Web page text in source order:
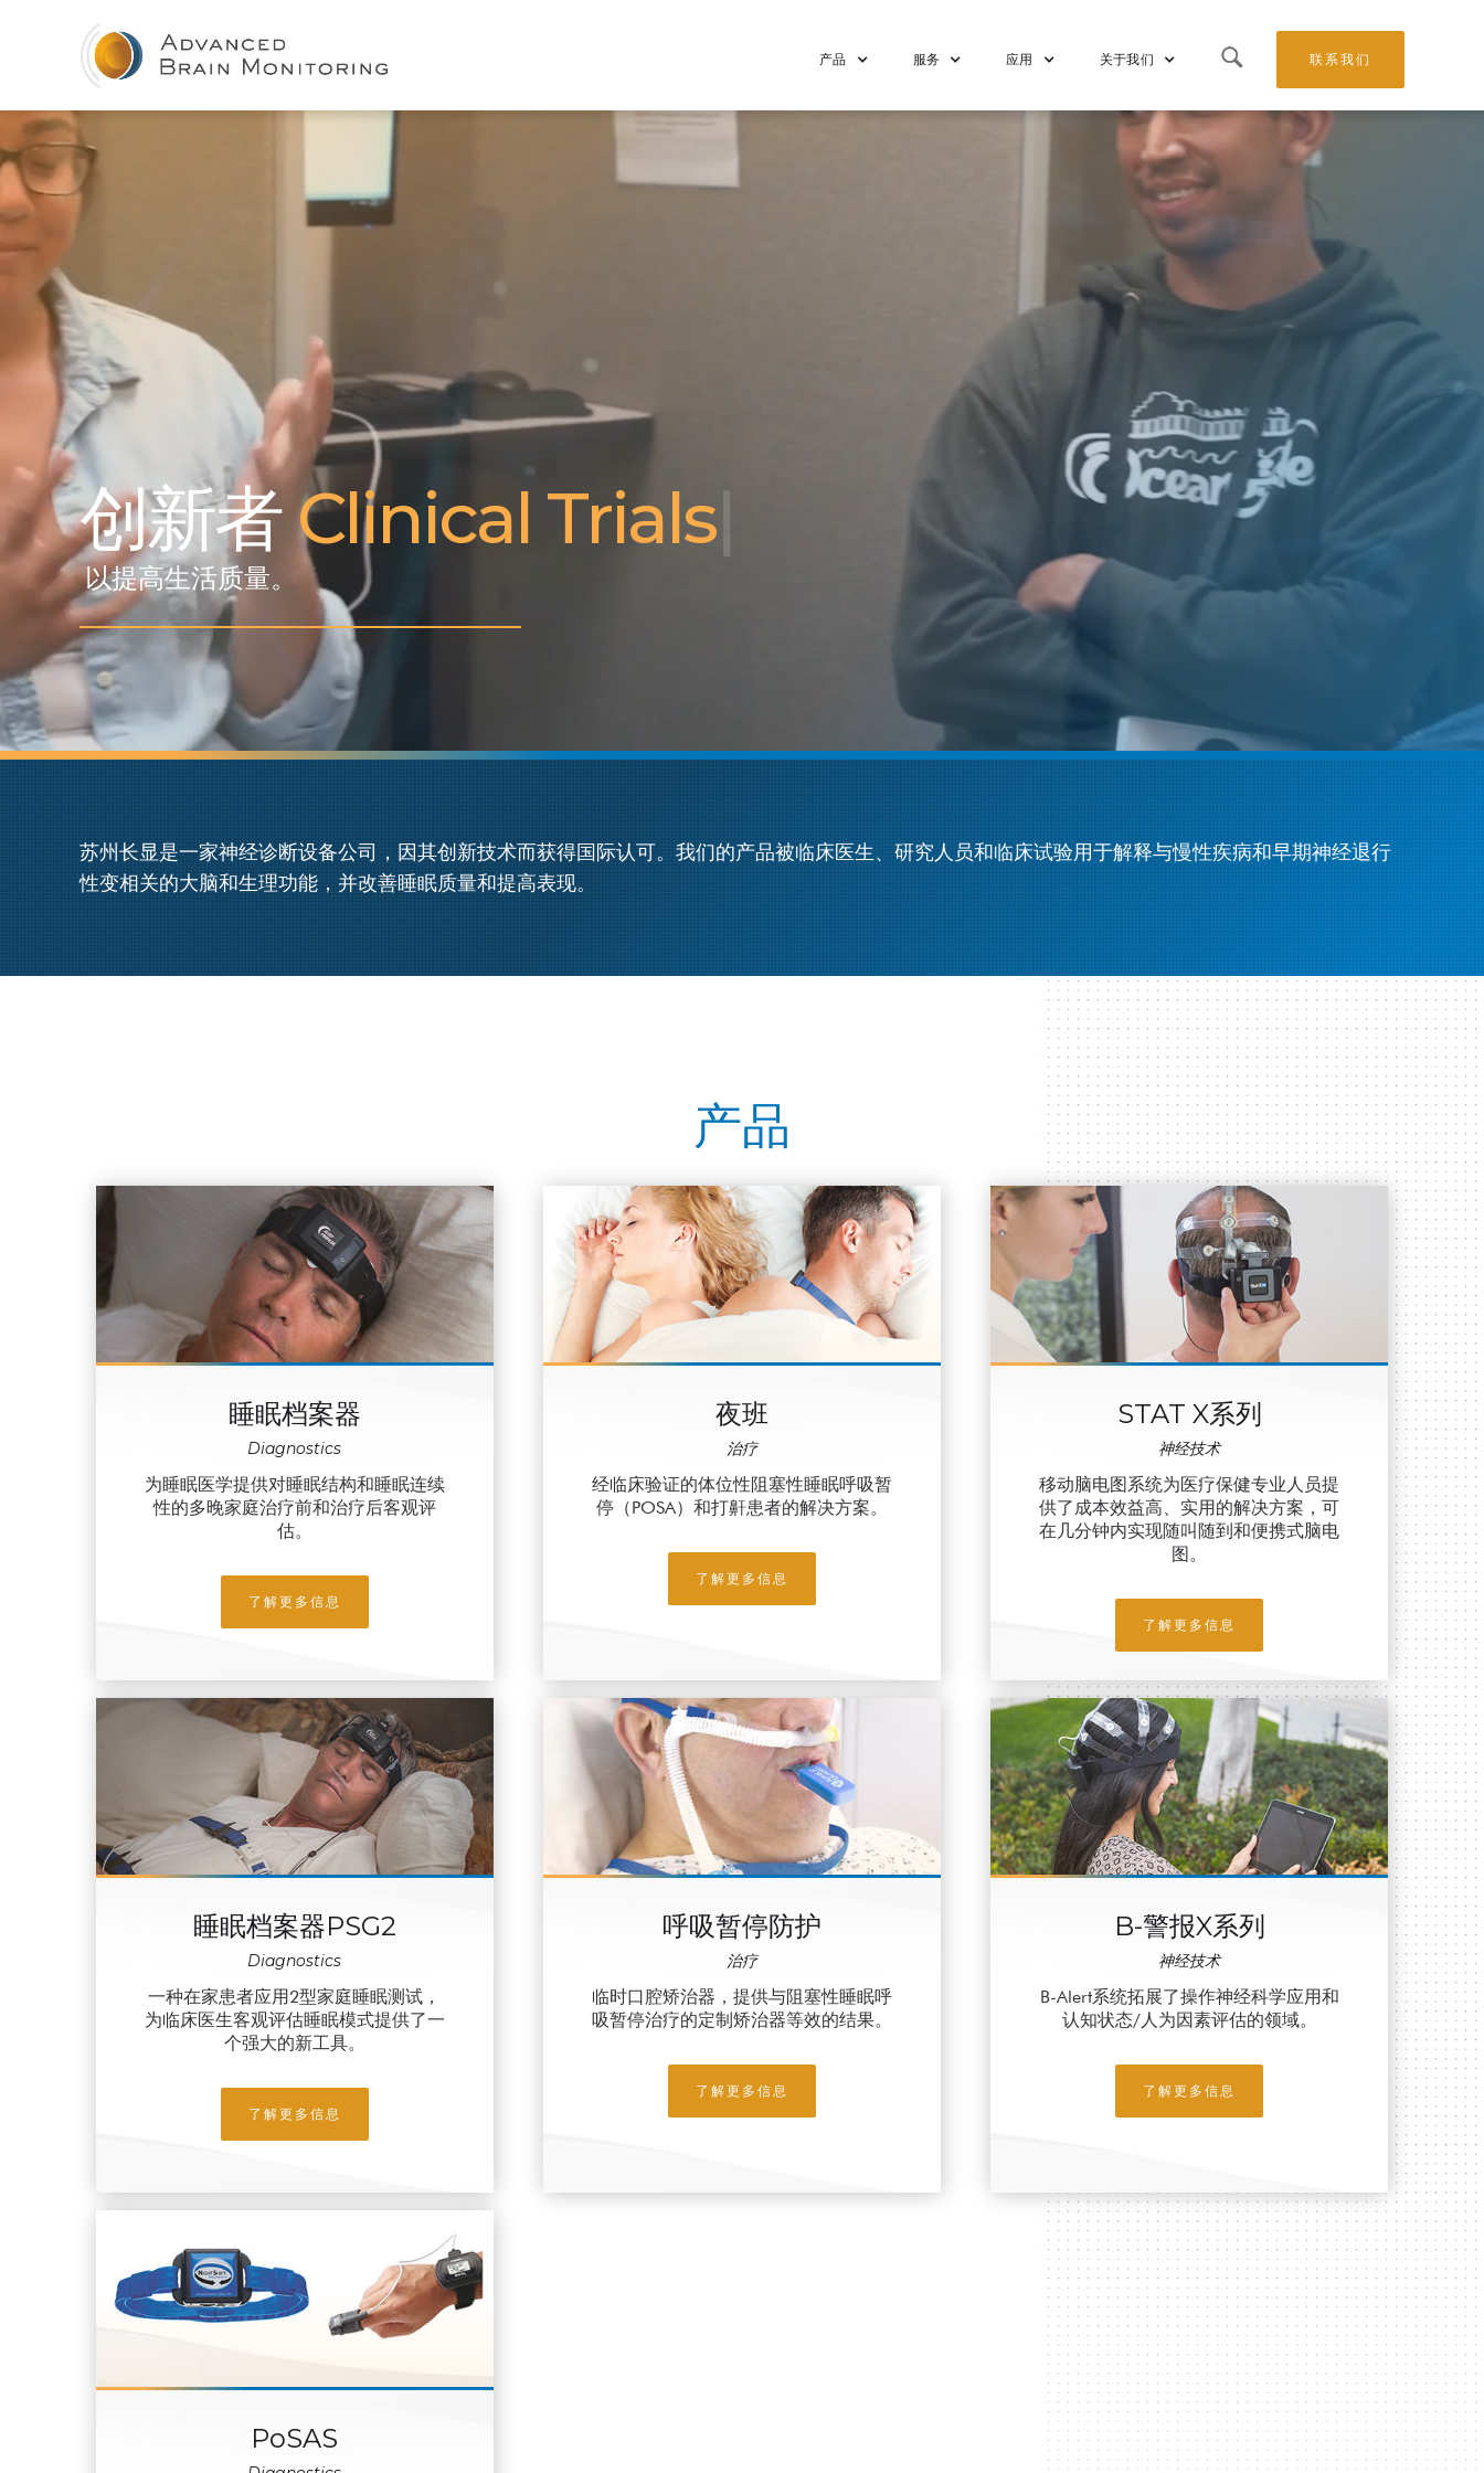
产品 服务 应用 关于我们 联系我们
创新者Neurotechnol
以提高生活质量。
苏州长显是一家神经诊断设备公司，因其创新技术而获得国际认可。我们的产品被临床医生、研究人员和临床试验用于解释与慢性疾病和早期神经退行
性变相关的大脑和生理功能，并改善睡眠质量和提高表现。
产品
睡眠档案器
Diagnostics
为睡眠医学提供对睡眠结构和睡眠连续
性的多晚家庭治疗前和治疗后客观评
估。
了解更多信息
夜班
治疗
经临床验证的体位性阻塞性睡眠呼吸暂
停（POSA）和打鼾患者的解决方案。
了解更多信息
STAT X系列
神经技术
移动脑电图系统为医疗保健专业人员提
供了成本效益高、实用的解决方案，可
在几分钟内实现随叫随到和便携式脑电
图。
了解更多信息
睡眠档案器PSG2
Diagnostics
一种在家患者应用2型家庭睡眠测试，
为临床医生客观评估睡眠模式提供了一
个强大的新工具。
了解更多信息
呼吸暂停防护
治疗
临时口腔矫治器，提供与阻塞性睡眠呼
吸暂停治疗的定制矫治器等效的结果。
了解更多信息
B-警报X系列
神经技术
B-Alert系统拓展了操作神经科学应用和
认知状态/人为因素评估的领域。
了解更多信息
PoSAS